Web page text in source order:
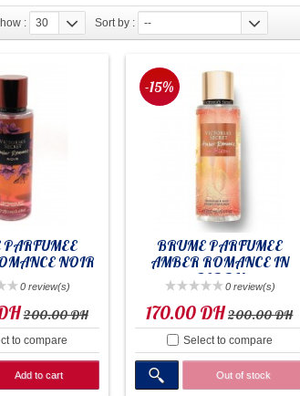
: 30 Sort by : --
NOIR
0 review(s)
200.00 DH
to compare
Add to cart
BRUME PARFUMEE
AMBER ROMANCE IN
BLOOM0 review(s)
-15%
170.00 DH200.00 DH
Select to compare
Out of stock